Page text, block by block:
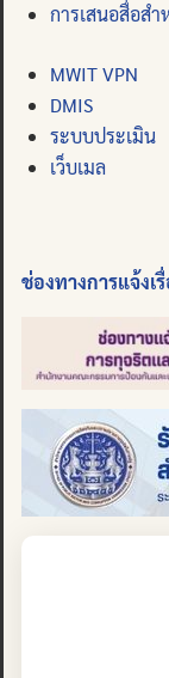
การเสนอสื่อส
MWIT VPN
DMIS
ระบบประเมิน
เว็บเมล
ช่องทางการแจ้งเ